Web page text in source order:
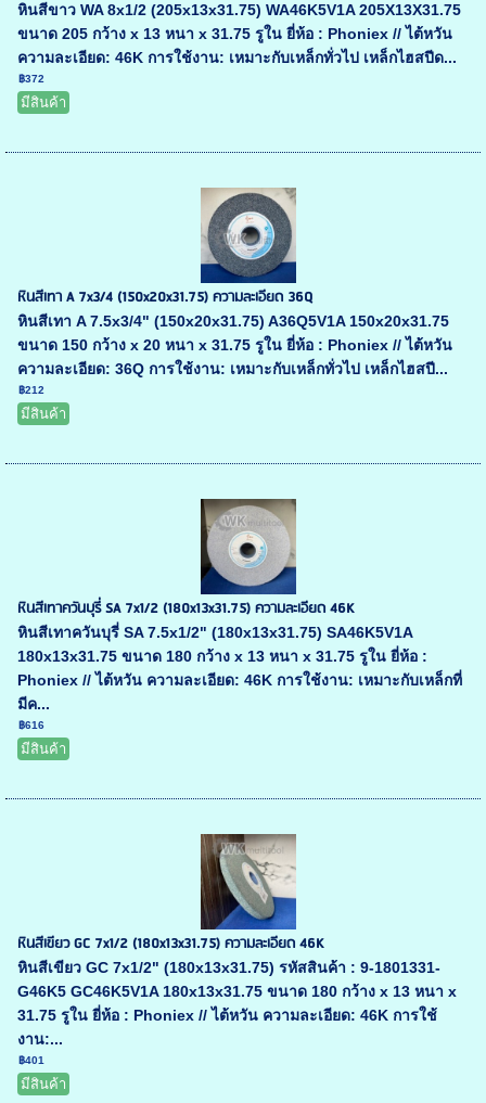
หินสีขาว WA 8x1/2 (205x13x31.75) WA46K5V1A 205X13X31.75
ขนาด 205 กว้าง x 13 หนา x 31.75 รูใน ยี่ห้อ : Phoniex // ไต้หวัน
ความละเอียด: 46K การใช้งาน: เหมาะกับเหล็กทั่วไป เหล็กไฮสปีด...
฿372
มีสินค้า
หินสีเทา A 7x3/4 (150x20x31.75) ความละเอียด 36Q
หินสีเทา A 7.5x3/4" (150x20x31.75) A36Q5V1A 150x20x31.75
ขนาด 150 กว้าง x 20 หนา x 31.75 รูใน ยี่ห้อ : Phoniex // ไต้หวัน
ความละเอียด: 36Q การใช้งาน: เหมาะกับเหล็กทั่วไป เหล็กไฮสปี...
฿212
มีสินค้า
หินสีเทาควันบุรี่ SA 7x1/2 (180x13x31.75) ความละเอียด 46K
หินสีเทาควันบุรี่ SA 7.5x1/2" (180x13x31.75) SA46K5V1A
180x13x31.75 ขนาด 180 กว้าง x 13 หนา x 31.75 รูใน ยี่ห้อ :
Phoniex // ไต้หวัน ความละเอียด: 46K การใช้งาน: เหมาะกับเหล็กที่
มีค...
฿616
มีสินค้า
หินสีเขียว GC 7x1/2 (180x13x31.75) ความละเอียด 46K
หินสีเขียว GC 7x1/2" (180x13x31.75) รหัสสินค้า : 9-1801331-
G46K5 GC46K5V1A 180x13x31.75 ขนาด 180 กว้าง x 13 หนา x
31.75 รูใน ยี่ห้อ : Phoniex // ไต้หวัน ความละเอียด: 46K การใช้
งาน:...
฿401
มีสินค้า